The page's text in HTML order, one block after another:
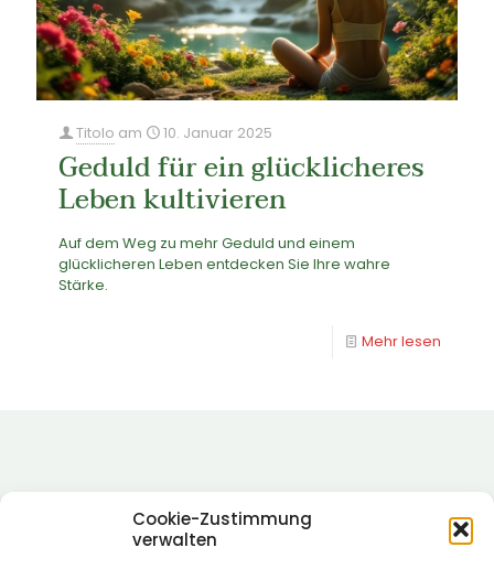
Cookie-Zustimmung
verwalten
Titolo am 10. Januar 2025
Geduld für ein glücklicheres
Leben kultivieren
Auf dem Weg zu mehr Geduld und einem
glücklicheren Leben entdecken Sie Ihre wahre
Stärke.
Mehr lesen